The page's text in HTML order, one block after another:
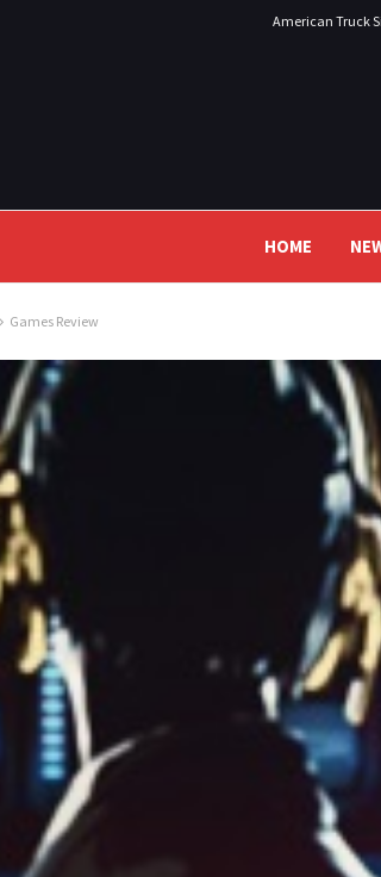
American Truck
HOME
Games Review